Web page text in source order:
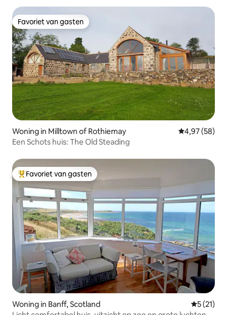
Favoriet van gasten
Favoriet van gasten
Woning in Milltown of Rothiemay Gemiddelde
4,97 (58)
Een Schots huis: The Old Steading
Topfavoriet van gasten
Favoriet van gasten
Woning in Banff, Scotland
5 (21)